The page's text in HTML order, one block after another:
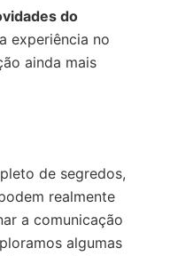
do
experiência no
ainda mais
de segredos,
realmente
a comunicação
algumas